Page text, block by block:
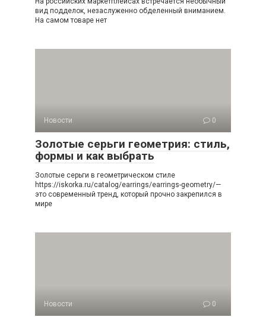
вид подделок, незаслуженно обделенный вниманием.
На самом товаре нет
Новости 0
Золотые серьги геометрия: стиль,
формы и как выбрать
Золотые серьги в геометрическом стиле
https://iskorka.ru/catalog/earrings/earrings-geometry/—
это современный тренд, который прочно закрепился в
мире
Новости 0